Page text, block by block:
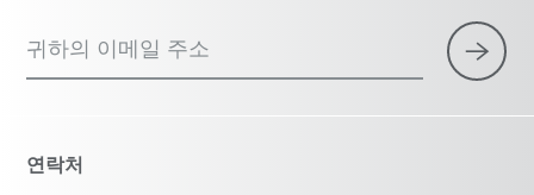
귀하의 이메일 주소
연락처